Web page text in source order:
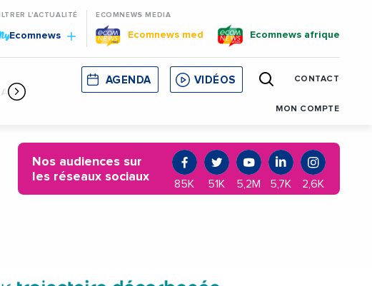
L'ACTUALITÉ
Ecomnews
ECOMNEWS MEDIA
Ecomnews med Ecomnews afrique
CORSE MONACO CATALOGNE
AGENDA VIDÉOS CONTACT
MON COMPTE
Nos audiences sur
les réseaux sociaux
85K 51K 5,2M 5,7K 2,6K